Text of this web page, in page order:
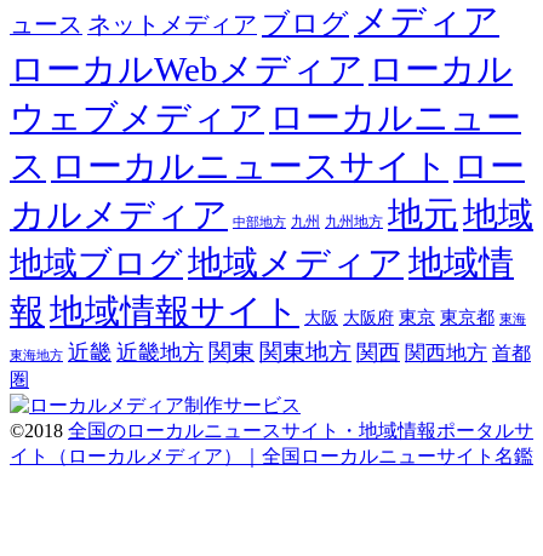
ュース ネットメディア ブログ メディア
ローカルWebメディア ローカル
ウェブメディア ローカルニュー
ス ローカルニュースサイト ロー
カルメディア 中部地方 九州 九州地方 地元地域
地域ブログ地域メディア 地域情
報 地域情報サイト 大阪 大阪府 東京 東京都 東海
東海地方 近畿 近畿地方 関東 関東地方 関西 関西地方 首都
圏
©2018 全国のローカルニュースサイト・地域情報ポータルサ
イト（ローカルメディア）｜全国ローカルニューサイト名鑑